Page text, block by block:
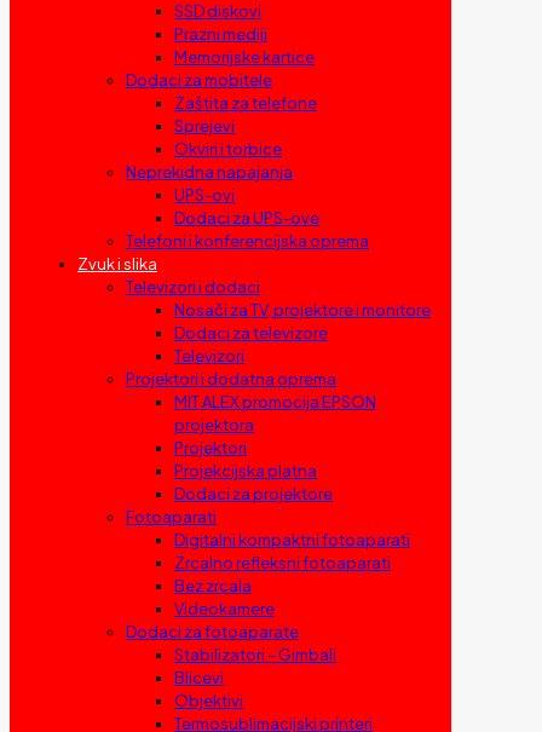
SSD diskovi
Prazni mediji
Memorijske kartice
Dodaci za mobitele
Zaštita za telefone
Sprejevi
Okviri i torbice
Neprekidna napajanja
UPS-ovi
Dodaci za UPS-ove
Telefoni i konferencijska oprema
Zvuk i slika
Televizori i dodaci
Nosači za TV, projektore i monitore
Dodaci za televizore
Televizori
Projektori i dodatna oprema
MIT ALEX promocija EPSON
projektora
Projektori
Projekcijska platna
Dodaci za projektore
Fotoaparati
Digitalni kompaktni fotoaparati
Zrcalno refleksni fotoaparati
Bez zrcala
Videokamere
Dodaci za fotoaparate
Stabilizatori – Gimbali
Blicevi
Objektivi
Termosublimacijski printeri